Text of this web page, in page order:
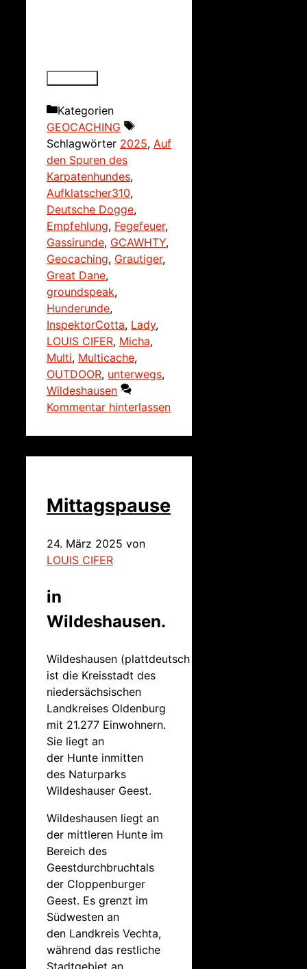
Kategorien
GEOCACHING
Schlagwörter 2025, Auf
den Spuren des
Karpatenhundes,
Aufklatscher310,
Deutsche Dogge,
Empfehlung, Fegefeuer,
Gassirunde, GCAWHTY,
Geocaching, Grautiger,
Great Dane,
groundspeak,
Hunderunde,
InspektorCotta, Lady,
LOUIS CIFER, Micha,
Multi, Multicache,
OUTDOOR, unterwegs,
Wildeshausen
Kommentar hinterlassen
Mittagspause
24. März 2025 von
LOUIS CIFER
in
Wildeshausen.
Wildeshausen (plattdeutsch
ist die Kreisstadt des
niedersächsischen
Landkreises Oldenburg
mit 21.277 Einwohnern.
Sie liegt an
der Hunte inmitten
des Naturparks
Wildeshauser Geest.
Wildeshausen liegt an
der mittleren Hunte im
Bereich des
Geestdurchbruchtals
der Cloppenburger
Geest. Es grenzt im
Südwesten an
den Landkreis Vechta,
während das restliche
Stadtgebiet an